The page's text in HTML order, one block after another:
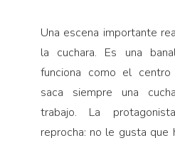
Una escena importante
la cuchara. Es una
funciona como el
saca siempre una
trabajo. La
reprocha: no le gusta que